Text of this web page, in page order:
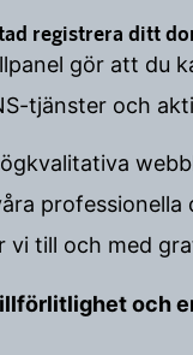
registrera ditt
gör att du
tjänster och
vi till och med
och